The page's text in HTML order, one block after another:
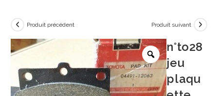
Produit précédent Produit suivant
n°to28
jeu
plaqu